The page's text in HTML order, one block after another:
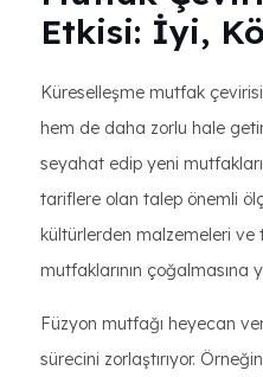
Etkisi: İyi,
Küreselleşme mutfak
hem de daha zorlu hale
seyahat edip yeni
tariflere olan talep önemli
kültürlerden malzemeleri ve
mutfaklarının çoğalmasına
Füzyon mutfağı heyecan
sürecini zorlaştırıyor.